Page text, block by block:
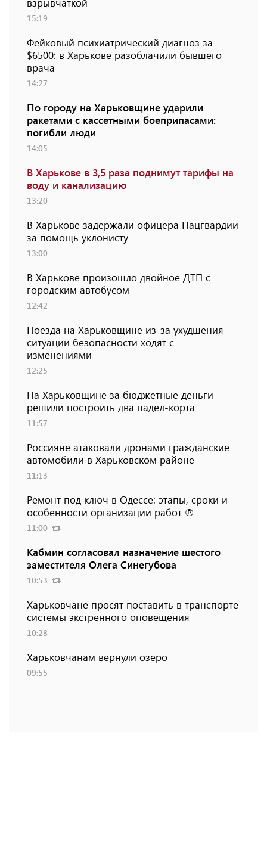
15:19
Фейковый психиатрический диагноз за
$6500: в Харькове разоблачили бывшего
врача
14:27
По городу на Харьковщине ударили
ракетами с кассетными боеприпасами:
погибли люди
14:05
В Харькове в 3,5 раза поднимут тарифы на
воду и канализацию
13:20
В Харькове задержали офицера Нацгвардии
за помощь уклонисту
13:00
В Харькове произошло двойное ДТП с
городским автобусом
12:42
Поезда на Харьковщине из-за ухудшения
ситуации безопасности ходят с
изменениями
12:25
На Харьковщине за бюджетные деньги
решили построить два падел-корта
11:57
Россияне атаковали дронами гражданские
автомобили в Харьковском районе
11:13
Ремонт под ключ в Одессе: этапы, сроки и
особенности организации работ ℗
11:00
Кабмин согласовал назначение шестого
заместителя Олега Синегубова
10:53
Харьковчане просят поставить в транспорте
системы экстренного оповещения
10:28
Харьковчанам вернули озеро
09:55